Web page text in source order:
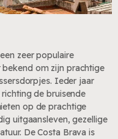
zeer populaire
om zijn prachtige
Ieder jaar
de bruisende
op de prachtige
uitgaansleven, gezellige
De Costa Brava is